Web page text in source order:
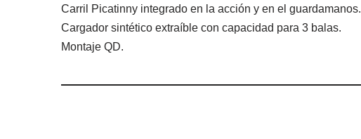
Carril Picatinny integrado en la acción y en el guardamanos.
Cargador sintético extraíble con capacidad para 3 balas.
Montaje QD.